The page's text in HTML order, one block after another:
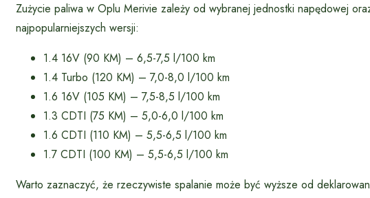
Zużycie paliwa w Oplu Merivie zależy od wybranej jednostki napędowej
najpopularniejszych wersji:
1.4 16V (90 KM) – 6,5-7,5 l/100 km
1.4 Turbo (120 KM) – 7,0-8,0 l/100 km
1.6 16V (105 KM) – 7,5-8,5 l/100 km
1.3 CDTI (75 KM) – 5,0-6,0 l/100 km
1.6 CDTI (110 KM) – 5,5-6,5 l/100 km
1.7 CDTI (100 KM) – 5,5-6,5 l/100 km
Warto zaznaczyć, że rzeczywiste spalanie może być wyższe od